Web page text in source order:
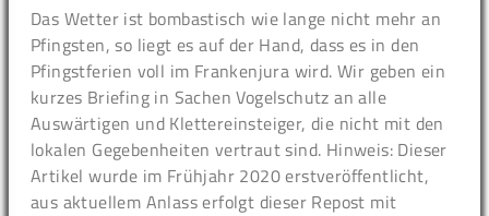
Das Wetter ist bombastisch wie lange nicht mehr an
Pfingsten, so liegt es auf der Hand, dass es in den
Pfingstferien voll im Frankenjura wird. Wir geben ein
kurzes Briefing in Sachen Vogelschutz an alle
Auswärtigen und Klettereinsteiger, die nicht mit den
lokalen Gegebenheiten vertraut sind. Hinweis: Dieser
Artikel wurde im Frühjahr 2020 erstveröffentlicht,
aus aktuellem Anlass erfolgt dieser Repost mit